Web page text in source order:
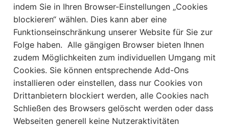
indem Sie in Ihren Browser-Einstellungen „Cookies
blockieren“ wählen. Dies kann aber eine
Funktionseinschränkung unserer Website für Sie zur
Folge haben. Alle gängigen Browser bieten Ihnen
zudem Möglichkeiten zum individuellen Umgang mit
Cookies. Sie können entsprechende Add-Ons
installieren oder einstellen, dass nur Cookies von
Drittanbietern blockiert werden, alle Cookies nach
Schließen des Browsers gelöscht werden oder dass
Webseiten generell keine Nutzeraktivitäten